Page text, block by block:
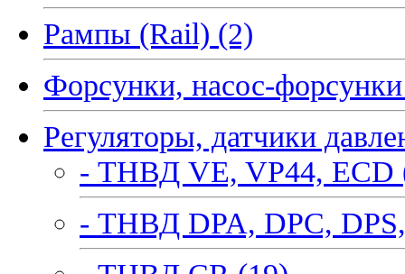
Рампы (Rail) (2)
Форсунки, насос-
Регуляторы, датчики
- ТНВД VE, VP44, ECD
- ТНВД DPA, DPC,